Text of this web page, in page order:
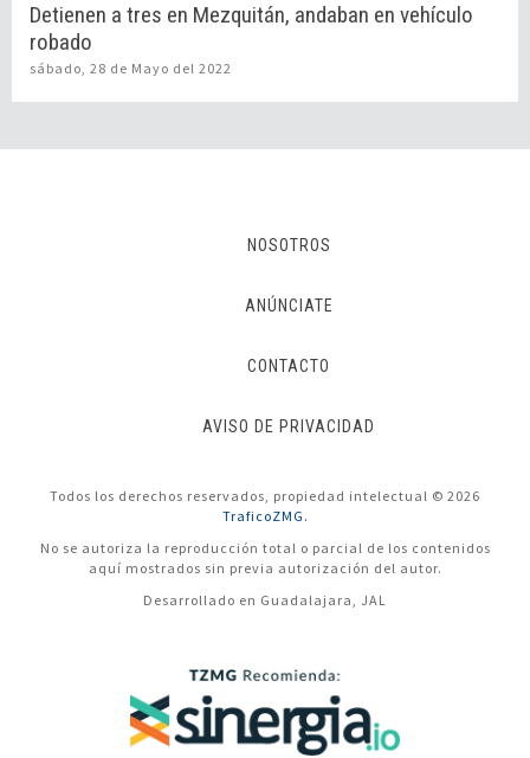
Detienen a tres en Mezquitán, andaban en vehículo
robado
sábado, 28 de Mayo del 2022
NOSOTROS
ANÚNCIATE
CONTACTO
AVISO DE PRIVACIDAD
Todos los derechos reservados, propiedad intelectual © 2026
TraficoZMG.
No se autoriza la reproducción total o parcial de los contenidos
aquí mostrados sin previa autorización del autor.
Desarrollado en Guadalajara, JAL